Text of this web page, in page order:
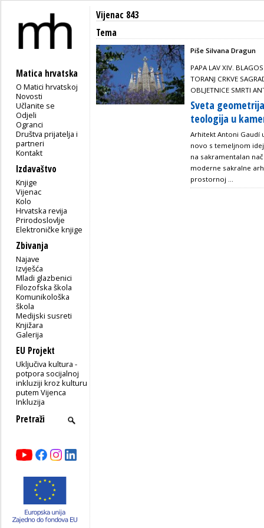
Matica hrvatska
O Matici hrvatskoj
Novosti
Učlanite se
Odjeli
Ogranci
Društva prijatelja i
partneri
Kontakt
Izdavaštvo
Knjige
Vijenac
Kolo
Hrvatska revija
Prirodoslovlje
Elektroničke knjige
Zbivanja
Najave
Izvješća
Mladi glazbenici
Filozofska škola
Komunikološka
škola
Medijski susreti
Knjižara
Galerija
EU Projekt
Uključiva kultura -
potpora socijalnoj
inkluziji kroz kulturu
putem Vijenca
Inkluzija
Vijenac 843
Tema
Piše Silvana Dragun
PAPA LAV XIV.
TORANJ CRKVE
OBLJETNICE SMRTI
Sveta
teologija u
Arhitekt Antoni Gaudí
novo s temeljnom
na sakramentalan
moderne sakralne
prostornoj ...